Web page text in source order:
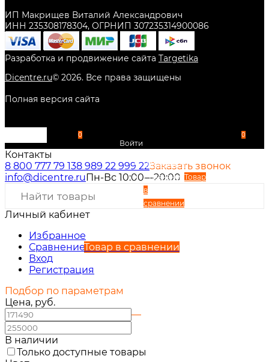
ИП Макрищев Виталий Александрович
ИНН 235308178304, ОГРНИП 307235314900086
Разработка и продвижение сайта Targetika
Dicentre.ru© 2026. Все права защищены
Полная версия сайта
0
Войти
Избранное
Сравнение Товар
в
сравнении
0
Контакты
8 800 777 79 138 989 22 999 22Заказать звонок
info@dicentre.ru Пн-Вс 10:00—20:00
Личный кабинет
Избранное
СравнениеТовар в сравнении
Вход
Регистрация
Подбор по параметрам
Цена, руб.
—
В наличии
Только доступные товары